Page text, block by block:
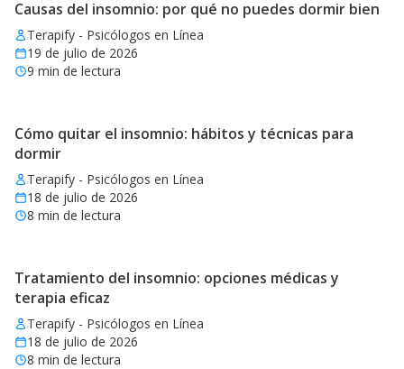
Causas del insomnio: por qué no puedes dormir bien
Terapify - Psicólogos en Línea
19 de julio de 2026
9 min de lectura
Cómo quitar el insomnio: hábitos y técnicas para
dormir
Terapify - Psicólogos en Línea
18 de julio de 2026
8 min de lectura
Tratamiento del insomnio: opciones médicas y
terapia eficaz
Terapify - Psicólogos en Línea
18 de julio de 2026
8 min de lectura